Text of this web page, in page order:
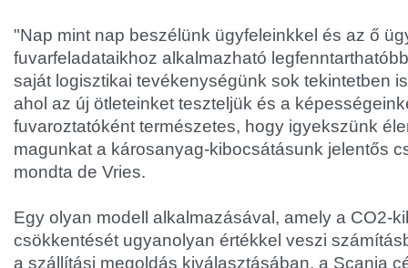
"Nap mint nap beszélünk ügyfeleinkkel és az ő
fuvarfeladataikhoz alkalmazható
saját logisztikai tevékenységünk sok tekintetben
ahol az új ötleteinket teszteljük és a
fuvaroztatóként természetes, hogy igyekszünk
magunkat a károsanyag-kibocsátásunk jelentős
mondta de Vries.
Egy olyan modell alkalmazásával, amely a CO2-
csökkentését ugyanolyan értékkel veszi
a szállítási megoldás kiválasztásában, a Scania